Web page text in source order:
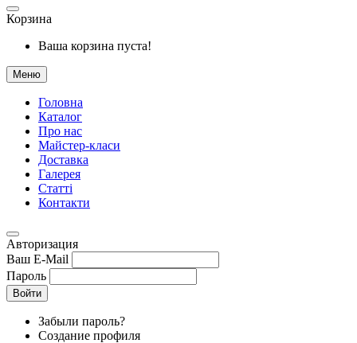
Корзина
Ваша корзина пуста!
Меню
Головна
Каталог
Про нас
Майстер-класи
Доставка
Галерея
Статтi
Контакти
Авторизация
Ваш E-Mail
Пароль
Войти
Забыли пароль?
Создание профиля